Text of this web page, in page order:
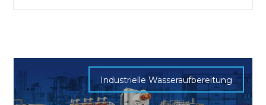
Industrielle Wasseraufbereitung